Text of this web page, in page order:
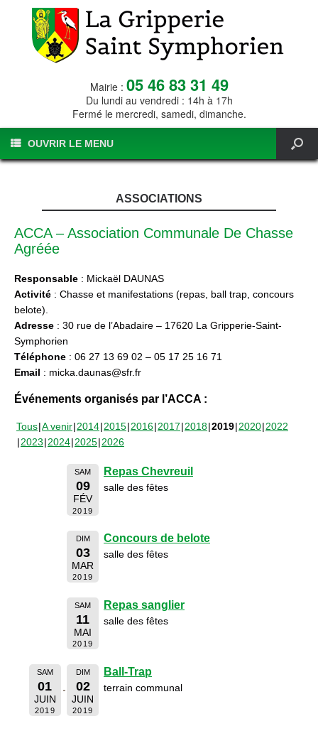
Mairie : 05 46 83 31 49
Du lundi au vendredi : 14h à 17h
Fermé le mercredi, samedi, dimanche.
OUVRIR LE MENU
ASSOCIATIONS
ACCA – Association Communale De Chasse
Agréée
Responsable : Mickaël DAUNAS
Activité : Chasse et manifestations (repas, ball trap, concours
belote).
Adresse : 30 rue de l’Abadaire – 17620 La Gripperie-Saint-
Symphorien
Téléphone : 06 27 13 69 02 – 05 17 25 16 71
Email : micka.daunas@sfr.fr
Événements organisés par l’ACCA :
Tous A venir 2014 2015 2016 2017 2018 2019 2020 2022
2023 2024 2025 2026
SAM
09
FÉV
2019
Repas Chevreuil
salle des fêtes
DIM
03
MAR
2019
Concours de belote
salle des fêtes
SAM
11
MAI
2019
Repas sanglier
salle des fêtes
SAM
01
JUIN
2019
DIM
02
JUIN
2019
Ball-Trap
terrain communal